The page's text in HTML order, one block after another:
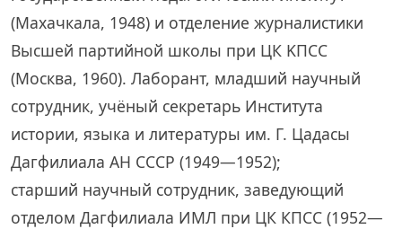
(Махачкала, 1948) и отделение журналистики
Высшей партийной школы при ЦК KПСС
(Москва, 1960). Лаборант, младший научный
сотрудник, учёный секретарь Института
истории, языка и литературы им. Г. Цадасы
Дагфилиала АН СССР (1949—1952);
старший научный сотрудник, заведующий
отделом Дагфилиала ИМЛ при ЦК КПСС (1952—